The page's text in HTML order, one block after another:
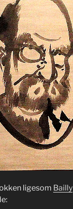
ligesom Bailly